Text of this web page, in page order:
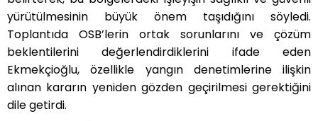
yürütülmesinin büyük önem taşıdığını söyledi.
Toplantıda OSB’lerin ortak sorunlarını ve çözüm
beklentilerini değerlendirdiklerini ifade eden
Ekmekçioğlu, özellikle yangın denetimlerine ilişkin
alınan kararın yeniden gözden geçirilmesi gerektiğini
dile getirdi.